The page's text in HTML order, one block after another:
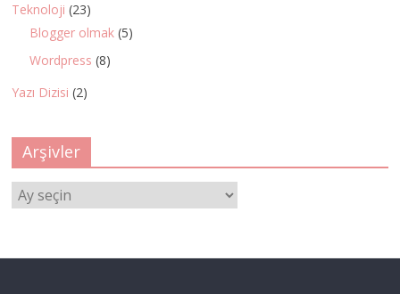
Teknoloji (23)
Blogger olmak (5)
Wordpress (8)
Yazı Dizisi (2)
Arşivler
Arşivler